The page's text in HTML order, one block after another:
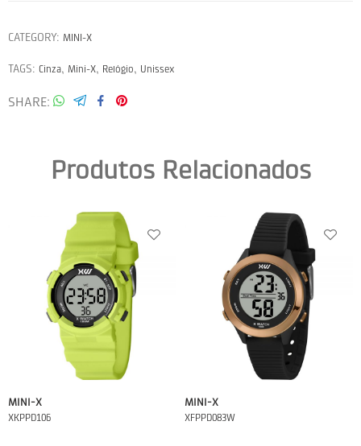
CATEGORY: MINI-X
TAGS: Cinza, Mini-X, Relógio, Unissex
SHARE
Produtos Relacionados
MINI-X
XKPPD106
MINI-X
XFPPD083W